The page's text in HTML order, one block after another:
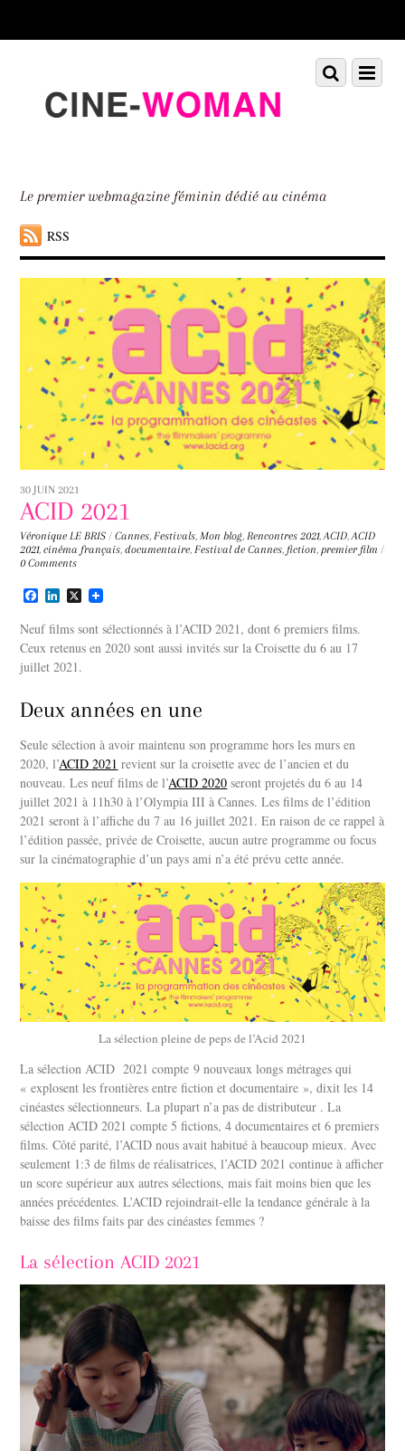
down
Le premier webmagazine féminin dédié au cinéma
RSS
Menu
Scroll
down
30 JUIN 2021
ACID 2021
Véronique LE BRIS / Cannes, Festivals, Mon blog, Rencontres 2021,ACID,ACID
2021,cinéma français,documentaire, Festival de Cannes, fiction, premier film /
0 Comments
F
c
e
b
o
L
n
k
e
d
X
Neuf films sont sélectionnés à l’ACID 2021, dont 6 premiers films.
Ceux retenus en 2020 sont aussi invités sur la Croisette du 6 au 17
juillet 2021.
Deux années en une
Seule sélection à avoir maintenu son programme hors les murs en
2020, l’ACID 2021 revient sur la croisette avec de l’ancien et du
nouveau. Les neuf films de l’ACID 2020 seront projetés du 6 au 14
juillet 2021 à 11h30 à l’Olympia III à Cannes. Les films de l’édition
2021 seront à l’affiche du 7 au 16 juillet 2021. En raison de ce rappel à
l’édition passée, privée de Croisette, aucun autre programme ou focus
sur la cinématographie d’un pays ami n’a été prévu cette année.
La sélection pleine de peps de l’Acid 2021
La sélection ACID 2021 compte 9 nouveaux longs métrages qui
« explosent les frontières entre fiction et documentaire », dixit les 14
cinéastes sélectionneurs. La plupart n’a pas de distributeur . La
sélection ACID 2021 compte 5 fictions, 4 documentaires et 6 premiers
films. Côté parité, l’ACID nous avait habitué à beaucoup mieux. Avec
seulement 1:3 de films de réalisatrices, l’ACID 2021 continue à afficher
un score supérieur aux autres sélections, mais fait moins bien que les
années précédentes. L’ACID rejoindrait-elle la tendance générale à la
baisse des films faits par des cinéastes femmes ?
La sélection ACID 2021